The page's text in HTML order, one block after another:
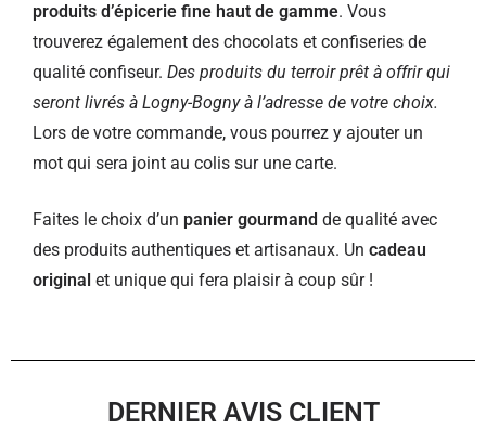
produits d’épicerie fine haut de gamme. Vous
trouverez également des chocolats et confiseries de
qualité confiseur. Des produits du terroir prêt à offrir qui
seront livrés à Logny-Bogny à l’adresse de votre choix.
Lors de votre commande, vous pourrez y ajouter un
mot qui sera joint au colis sur une carte.
Faites le choix d’un panier gourmand de qualité avec
des produits authentiques et artisanaux. Un cadeau
original et unique qui fera plaisir à coup sûr !
DERNIER AVIS CLIENT